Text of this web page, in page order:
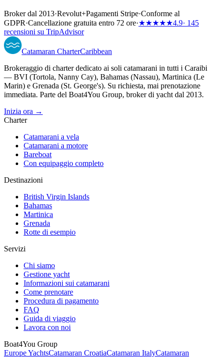
Broker dal 2013·Revolut+Pagamenti Stripe·Conforme al
GDPR·Cancellazione gratuita entro 72 ore·★★★★★4.9· 145
recensioni su TripAdvisor
Catamaran CharterCaribbean
Brokeraggio di charter dedicato ai soli catamarani in tutti i Caraibi
— BVI (Tortola, Nanny Cay), Bahamas (Nassau), Martinica (Le
Marin) e Grenada (St. George's). Su richiesta, mai prenotazione
immediata. Parte del Boat4You Group, broker di yacht dal 2013.
Inizia ora →
Charter
Catamarani a vela
Catamarani a motore
Bareboat
Con equipaggio completo
Destinazioni
British Virgin Islands
Bahamas
Martinica
Grenada
Rotte di esempio
Servizi
Chi siamo
Gestione yacht
Informazioni sui catamarani
Come prenotare
Procedura di pagamento
FAQ
Guida di viaggio
Lavora con noi
Boat4You Group
Europe YachtsCatamaran CroatiaCatamaran ItalyCatamaran